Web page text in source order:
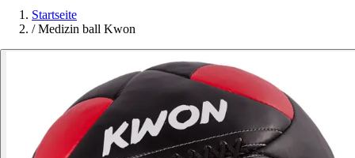
Startseite
/ Medizin ball Kwon